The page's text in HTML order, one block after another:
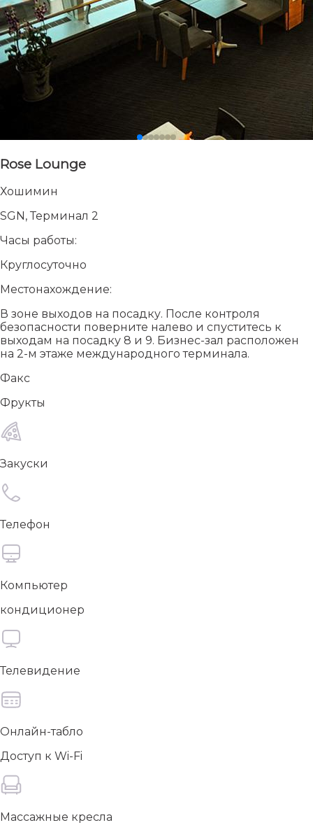
Rose Lounge
Хошимин
SGN, Терминал 2
Часы работы:
Круглосуточно
Местонахождение:
В зоне выходов на посадку. После контроля
безопасности поверните налево и спуститесь к
выходам на посадку 8 и 9. Бизнес-зал расположен
на 2-м этаже международного терминала.
Факс
Фрукты
Закуски
Телефон
Компьютер
кондиционер
Телевидение
Онлайн-табло
Доступ к Wi-Fi
Массажные кресла